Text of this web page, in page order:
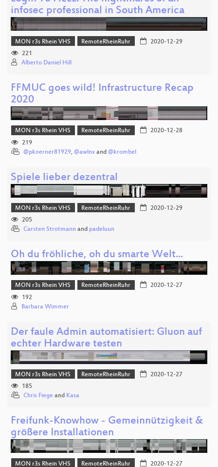
infosec professional in South America
MON r3s Rhein VHS RemoteRheinRuhr
2020-12-29
221
Alberto Daniel Hill
FFMUC goes wild! Infrastructure Recap
2020
MON r3s Rhein VHS RemoteRheinRuhr
2020-12-28
219
@pkoerner81929, @awlnx and @krombel
Spiele lieber dezentral
MON r3s Rhein VHS RemoteRheinRuhr
2020-12-29
205
Carsten Strotmann and padeluun
Oh du fröhliche, oh du smarte Welt...
MON r3s Rhein VHS RemoteRheinRuhr
2020-12-27
192
Barbara Wimmer
Der faule Admin automatisiert: Gluon auf
echter Hardware testen
MON r3s Rhein VHS RemoteRheinRuhr
2020-12-27
185
Chris Fiege and Kasa
Freifunk-Knowhow - Gemeinnützigkeit &
größere Installationen
MON r3s Rhein VHS RemoteRheinRuhr
2020-12-27